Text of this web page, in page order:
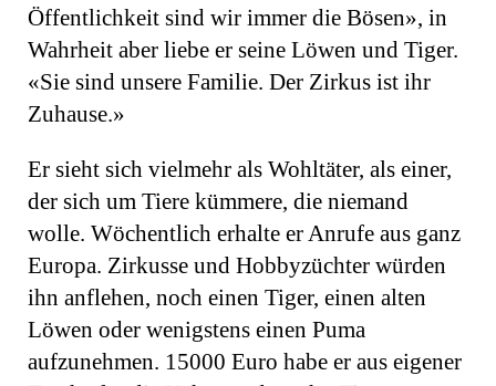
Öffentlichkeit sind wir immer die Bösen», in
Wahr­heit aber liebe er seine Löwen und Tiger.
«Sie sind unsere Familie. Der Zirkus ist ihr
Zuhause.»
Er sieht sich vielmehr als Wohltäter, als einer,
der sich um Tiere kümmere, die niemand
wolle. Wöchentlich erhalte er Anrufe aus ganz
Europa. Zirkusse und Hobbyzüchter würden
ihn anflehen, noch einen Tiger, einen alten
Löwen oder wenigstens einen Puma
aufzunehmen. 15000 Euro habe er aus eigener